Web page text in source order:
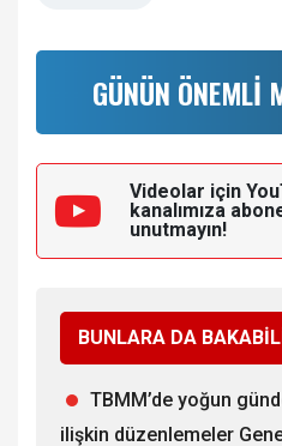
GÜNÜN ÖNEMLİ
Videolar için
kanalımıza
unutmayın!
BUNLARA DA
TBMM’de yoğun
ilişkin düzenlemeler